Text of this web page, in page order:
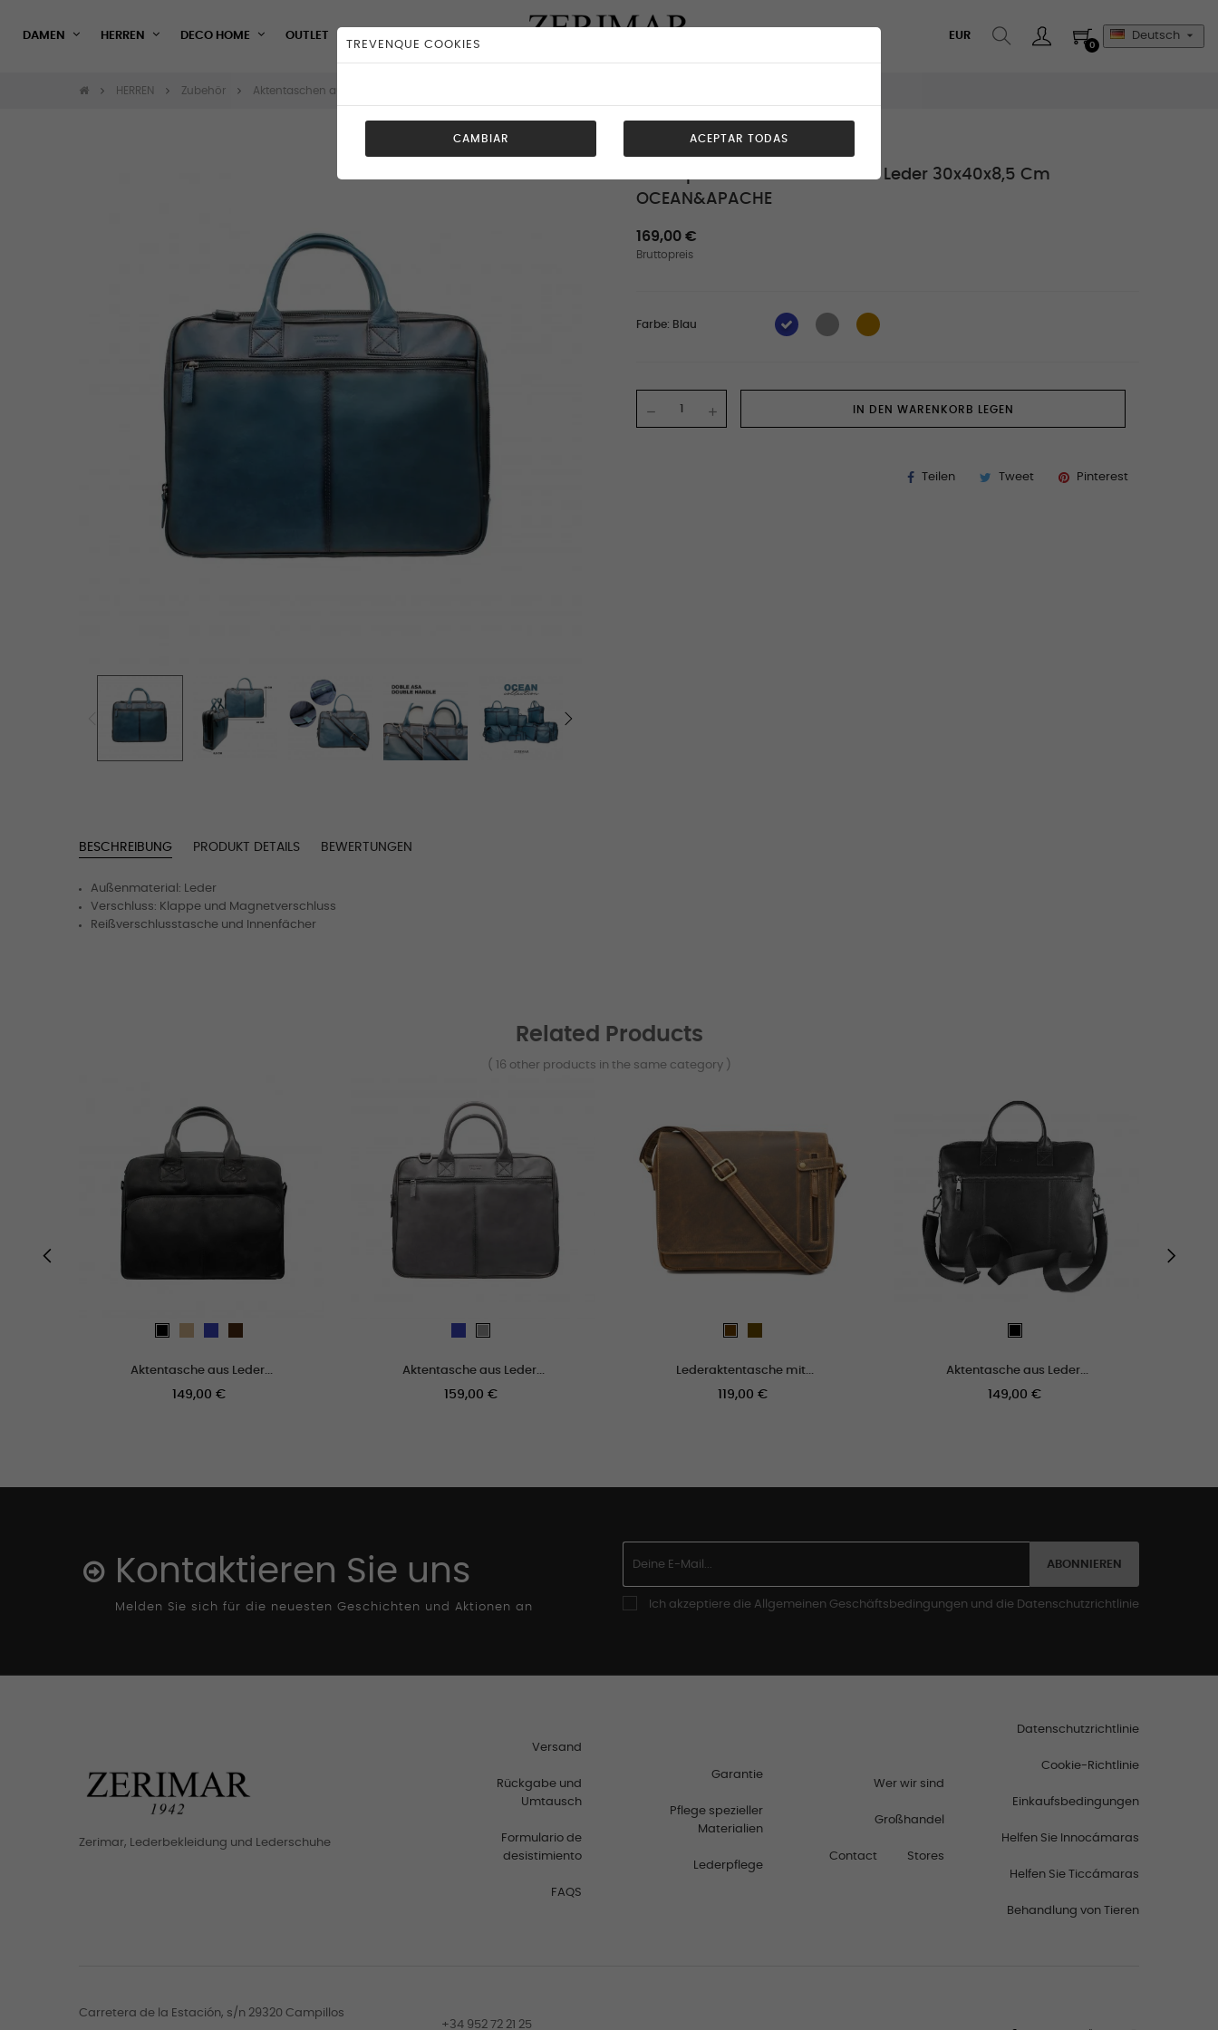
TREVENQUE COOKIES
CAMBIAR ACEPTAR TODAS
DAMEN HERREN DECO HOME OUTLET EUR
0
Deutsch 
HERREN Zubehör Aktentaschen aus Leder
Multispace-Aktentasche Aus Leder 30x40x8,5 Cm
OCEAN&APACHE
169,00 €
Bruttopreis
Farbe: Blau
IN DEN WARENKORB LEGEN
Teilen Tweet Pinterest
BESCHREIBUNG PRODUKT DETAILS BEWERTUNGEN
Außenmaterial: Leder
Verschluss: Klappe und Magnetverschluss
Reißverschlusstasche und Innenfächer
Related Products
( 16 other products in the same category )
schwarz
Tan Blau marron
Aktentasche aus Leder...
149,00 €
Blau grau
Aktentasche aus Leder...
159,00 €
Brauncuero_viejo
Lederaktentasche mit...
119,00 €
schwarz
Aktentasche aus Leder...
149,00 €
Kontaktieren Sie uns
Melden Sie sich für die neuesten Geschichten und Aktionen an
ABONNIEREN
Ich akzeptiere die Allgemeinen Geschäftsbedingungen und die Datenschutzrichtlinie
Zerimar, Lederbekleidung und Lederschuhe
Versand
Rückgabe und
Umtausch
Formulario de
desistimiento
FAQS
Garantie
Pflege spezieller
Materialien
Lederpflege
Wer wir sind
Großhandel
Contact Stores
Datenschutzrichtlinie
Cookie-Richtlinie
Einkaufsbedingungen
Helfen Sie Innocámaras
Helfen Sie Ticcámaras
Behandlung von Tieren
Carretera de la Estación, s/n 29320 Campillos
+34 952 72 21 25